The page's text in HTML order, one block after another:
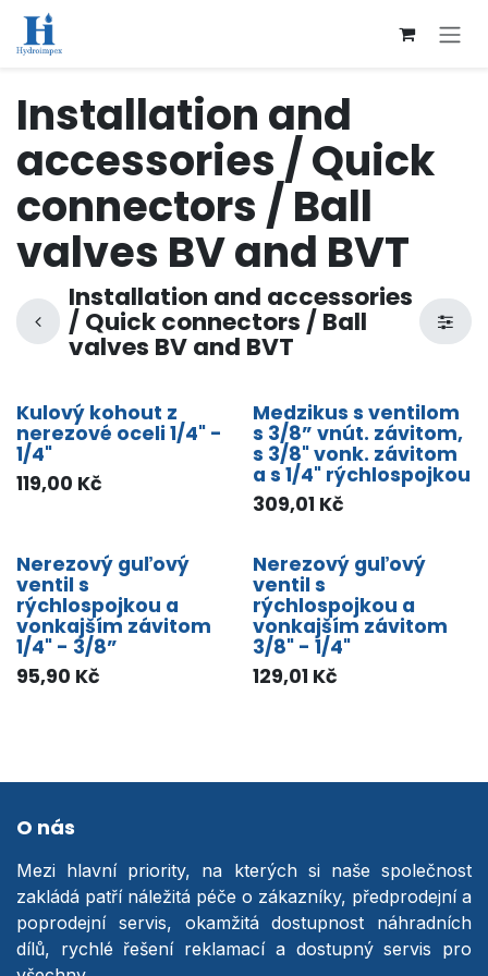
Přejít na obsah
Installation and
accessories / Quick
connectors / Ball
valves BV and BVT
Installation and accessories
/ Quick connectors / Ball
valves BV and BVT
Kulový kohout z
nerezové oceli 1/4" -
1/4"
119,00 Kč
Medzikus s ventilom
s 3/8” vnút. závitom,
s 3/8" vonk. závitom
a s 1/4" rýchlospojkou
309,01 Kč
Nerezový guľový
ventil s
rýchlospojkou a
vonkajším závitom
1/4" - 3/8”
95,90 Kč
Nerezový guľový
ventil s
rýchlospojkou a
vonkajším závitom
3/8" - 1/4"
129,01 Kč
O nás
Mezi hlavní priority, na kterých si naše společnost
zakládá patří náležitá péče o zákazníky, předprodejní a
poprodejní servis, okamžitá dostupnost náhradních
dílů, rychlé řešení reklamací a dostupný servis pro